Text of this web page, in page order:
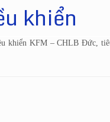
khiển
khiển KFM – CHLB Đức,